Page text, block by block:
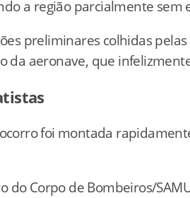
a região parcialmente sem
preliminares colhidas
da aeronave, que
foi montada
do Corpo de Bombeiros/